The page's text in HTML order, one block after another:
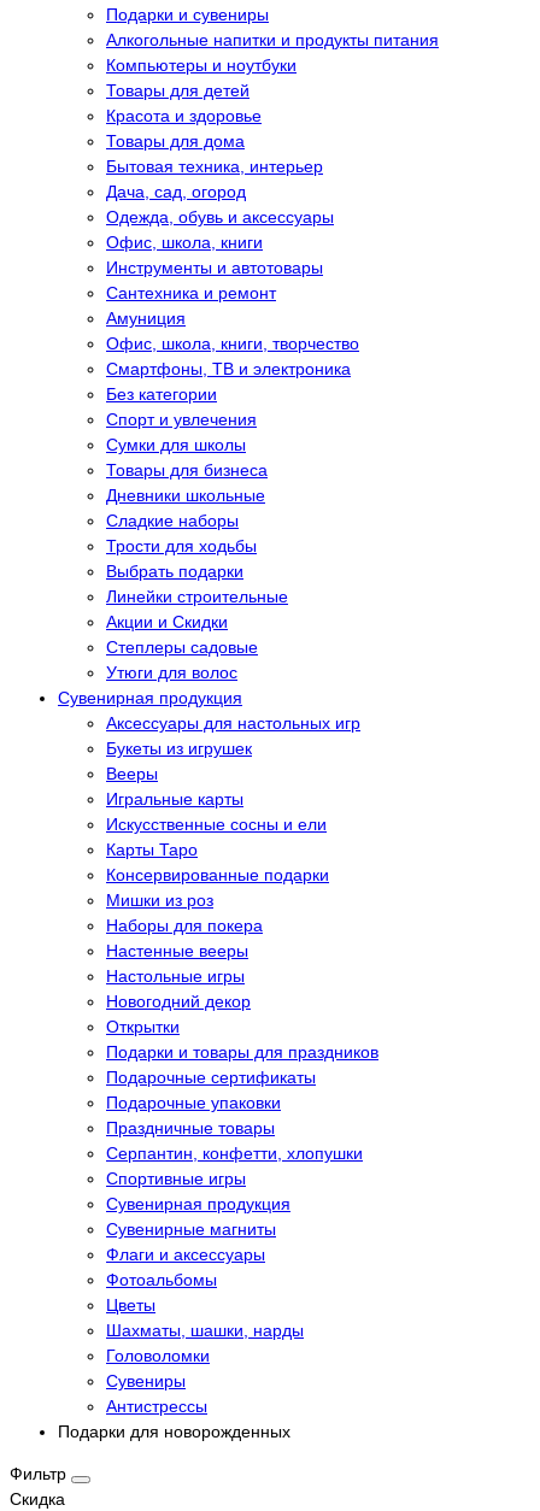
Подарки и сувениры
Алкогольные напитки и продукты питания
Компьютеры и ноутбуки
Товары для детей
Красота и здоровье
Товары для дома
Бытовая техника, интерьер
Дача, сад, огород
Одежда, обувь и аксессуары
Офис, школа, книги
Инструменты и автотовары
Сантехника и ремонт
Амуниция
Офис, школа, книги, творчество
Смартфоны, ТВ и электроника
Без категории
Спорт и увлечения
Сумки для школы
Товары для бизнеса
Дневники школьные
Сладкие наборы
Трости для ходьбы
Выбрать подарки
Линейки строительные
Акции и Скидки
Степлеры садовые
Утюги для волос
Сувенирная продукция
Аксессуары для настольных игр
Букеты из игрушек
Вееры
Игральные карты
Искусственные сосны и ели
Карты Таро
Консервированные подарки
Мишки из роз
Наборы для покера
Настенные вееры
Настольные игры
Новогодний декор
Открытки
Подарки и товары для праздников
Подарочные сертификаты
Подарочные упаковки
Праздничные товары
Серпантин, конфетти, хлопушки
Спортивные игры
Сувенирная продукция
Сувенирные магниты
Флаги и аксессуары
Фотоальбомы
Цветы
Шахматы, шашки, нарды
Головоломки
Сувениры
Антистрессы
Подарки для новорожденных
Фильтр
Скидка